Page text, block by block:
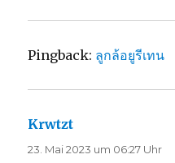
Pingback: ลูกล้อยูรีเทน
Krwtzt
23. Mai 2023 um 06:27 Uhr